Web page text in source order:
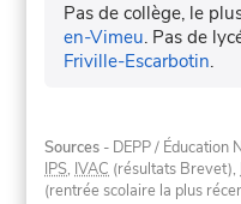
Pas de collège, le
en-Vimeu. Pas de
Friville-Escarbotin.
Sources - DEPP / Éducation
IPS, IVAC (résultats Brevet),
(rentrée scolaire la plus